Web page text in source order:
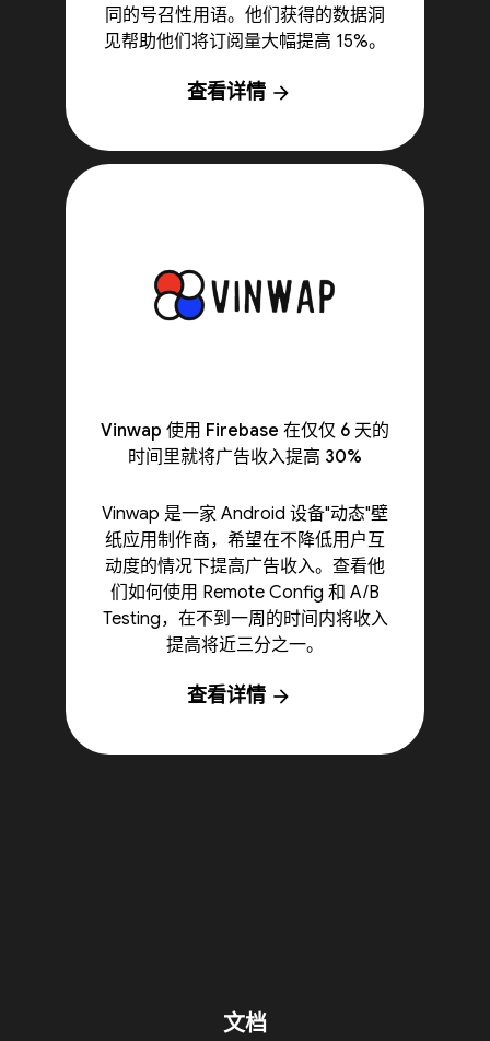
同的号召性用语。他们获得的数据洞
见帮助他们将订阅量大幅提高 15%。
查看详情 arrow_forward
Vinwap 使用 Firebase 在仅仅 6 天的
时间里就将广告收入提高 30%
Vinwap 是一家 Android 设备"动态"壁
纸应用制作商，希望在不降低用户互
动度的情况下提高广告收入。查看他
们如何使用 Remote Config 和 A/B
Testing，在不到一周的时间内将收入
提高将近三分之一。
查看详情 arrow_forward
文档